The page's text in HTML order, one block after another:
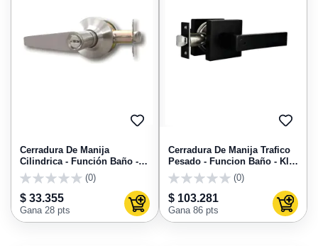
AGREGAR
FAVORITOS
Cerradura De Manija
Cilindrica - Función Baño -
Kl 902B Kl Segurity
(0)
$ 33.355
Gana 28 pts Agregar al carrito
Cerradura De Manija Trafico
Pesado - Funcion Baño - Kl
110B Kl Segurity
(0)
$ 103.281
Gana 86 pts